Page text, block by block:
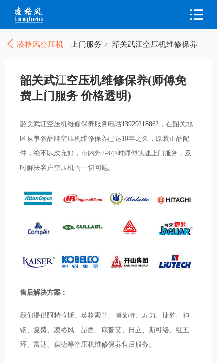
凌格风空压机 | 上门服务 > 韶关武江空压机维修保养
韶关武江空压机维修保养(师傅免
费上门服务 价格透明)
韶关武江空压机维修保养服务电话13929218862 ，在韶关地
区从事各品牌空压机维修保养已达10年之久，原装正品配
件，绝不以次充好，市内外2-8小时师傅快速上门服务，及
时解决客户空压机的一切问题。
售后解决方案：
我们提供阿特拉斯、英格索兰、博莱特、寿力、捷豹、神
钢、复盛、凌格风、昆西、康普艾、日立、斯可络、红五
环、富达、葆德等空压机维修保养售后服务。